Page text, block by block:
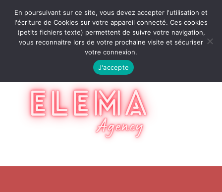
En poursuivant sur ce site, vous devez accepter l'utilisation et
l'écriture de Cookies sur votre appareil connecté. Ces cookies
(petits fichiers texte) permettent de suivre votre navigation,
vous reconnaitre lors de votre prochaine visite et sécuriser
votre connexion.
J'accepte